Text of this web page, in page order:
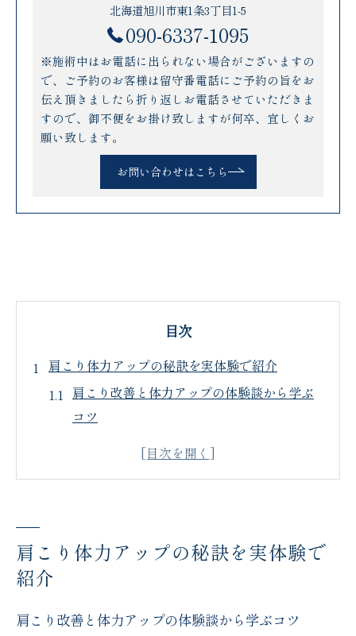
北海道旭川市東1条3丁目1-5
090-6337-1095
※施術中はお電話に出られない場合がございますの
で、ご予約のお客様は留守番電話にご予約の旨をお
伝え頂きましたら折り返しお電話させていただきま
すので、御不便をお掛け致しますが何卒、宜しくお
願い致します。
お問い合わせはこちら
目次
肩こり体力アップの秘訣を実体験で紹介
肩こり改善と体力アップの体験談から学ぶ
コツ
肩こり体力アップを続けて感じた変化のポ
肩こり体力アップの効果を実感した日常の
介
肩こり体力アップの秘訣を実体験で
紹介
肩こり改善と体力アップの体験談から学ぶコツ